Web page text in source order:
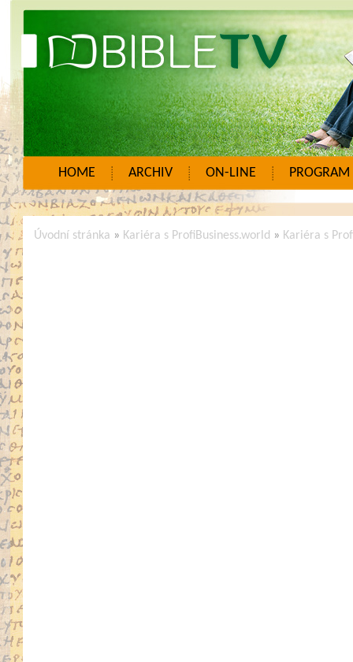
HOME ARCHIV ON-LINE PROGRAM
Úvodní stránka » Kariéra s ProfiBusiness.world » Kariéra s